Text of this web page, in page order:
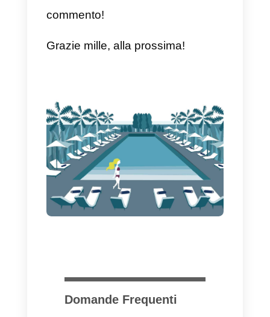
tramite questo linked impostare il
WhatsApp. A questo punto, sarà
sufficienteinvitare il tuo team di
vendita o supportoall’interno di
Callbell e potrai sin da subito
gestire le conversazioni dalla